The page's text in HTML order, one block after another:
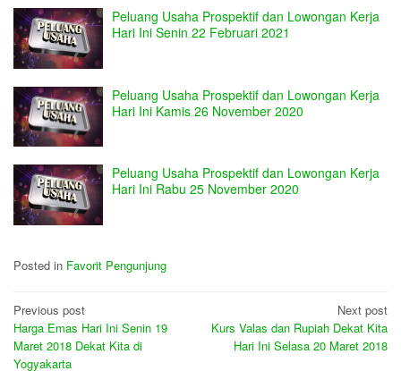
Peluang Usaha Prospektif dan Lowongan Kerja
Hari Ini Senin 22 Februari 2021
Peluang Usaha Prospektif dan Lowongan Kerja
Hari Ini Kamis 26 November 2020
Peluang Usaha Prospektif dan Lowongan Kerja
Hari Ini Rabu 25 November 2020
Posted in Favorit Pengunjung
Post
navigation
Previous post
Harga Emas Hari Ini Senin 19
Maret 2018 Dekat Kita di
Yogyakarta
Next post
Kurs Valas dan Rupiah Dekat Kita
Hari Ini Selasa 20 Maret 2018